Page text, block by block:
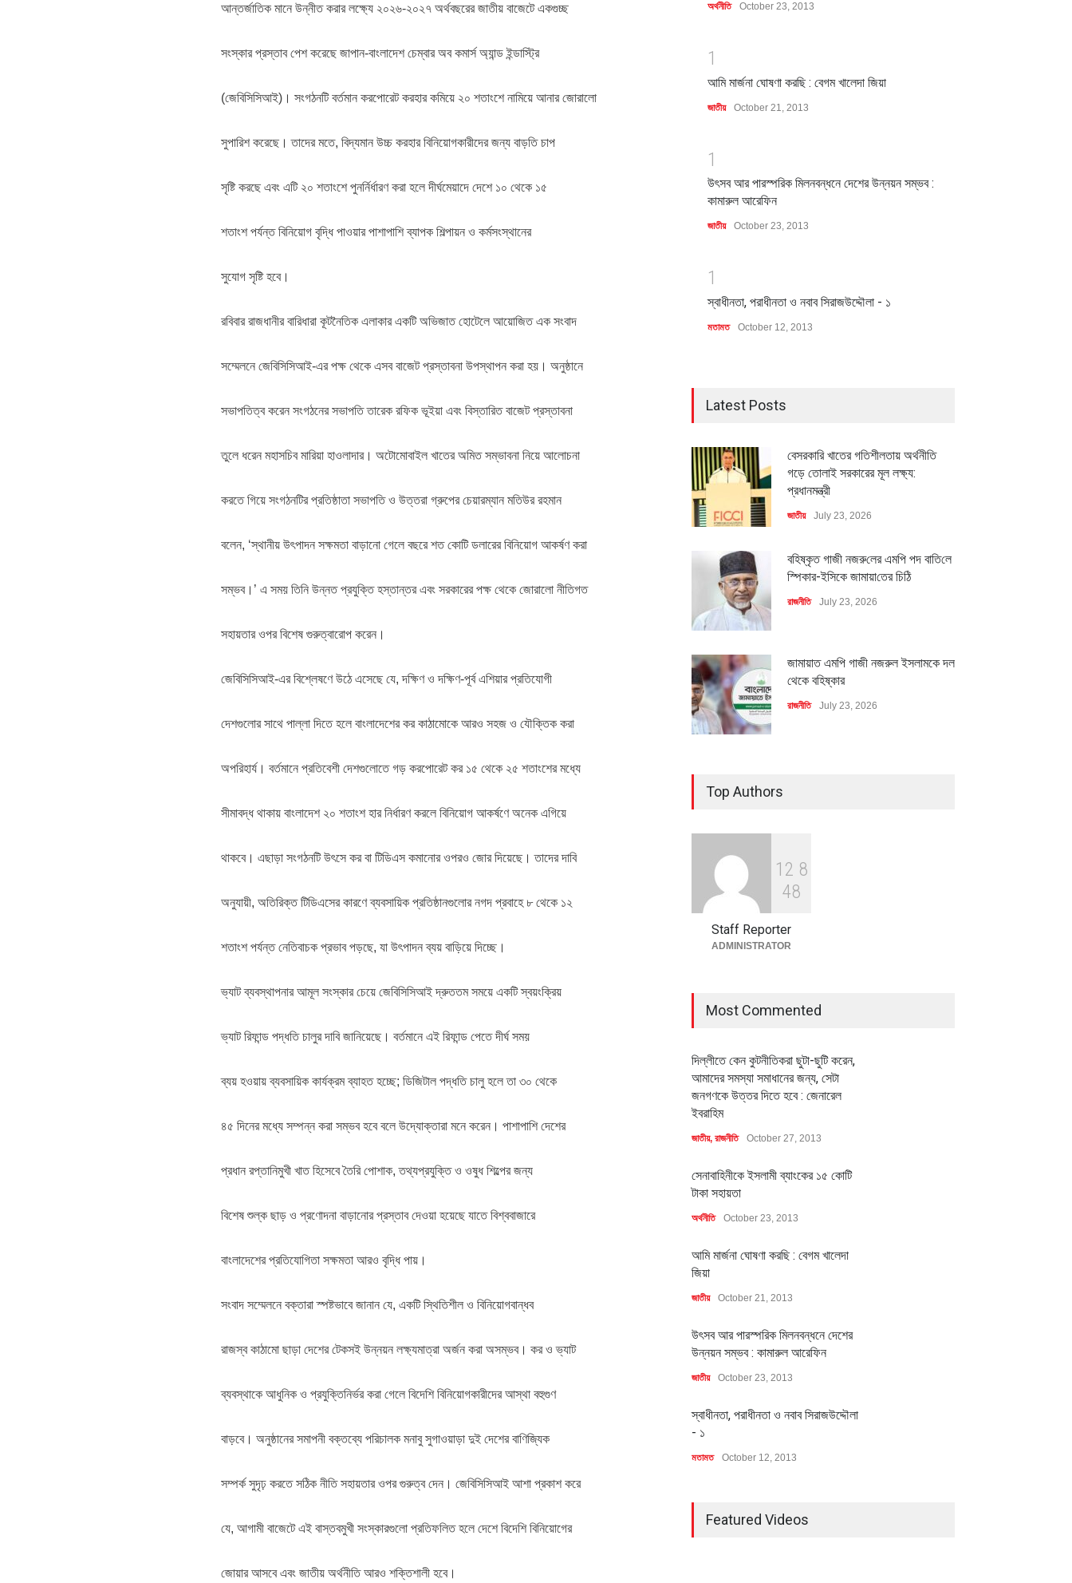
আন্তর্জাতিক মানে উন্নীত করার লক্ষ্যে ২০২৬-২০২৭ অর্থবছরের জাতীয় বাজেটে একগুচ্ছ
সংস্কার প্রস্তাব পেশ করেছে জাপান-বাংলাদেশ চেম্বার অব কমার্স অ্যান্ড ইন্ডাস্ট্রি
(জেবিসিসিআই)। সংগঠনটি বর্তমান করপোরেট করহার কমিয়ে ২০ শতাংশে নামিয়ে আনার জোরালো
সুপারিশ করেছে। তাদের মতে, বিদ্যমান উচ্চ করহার বিনিয়োগকারীদের জন্য বাড়তি চাপ
সৃষ্টি করছে এবং এটি ২০ শতাংশে পুনর্নির্ধারণ করা হলে দীর্ঘমেয়াদে দেশে ১০ থেকে ১৫
শতাংশ পর্যন্ত বিনিয়োগ বৃদ্ধি পাওয়ার পাশাপাশি ব্যাপক শিল্পায়ন ও কর্মসংস্থানের
সুযোগ সৃষ্টি হবে।
রবিবার রাজধানীর বারিধারা কূটনৈতিক এলাকার একটি অভিজাত হোটেলে আয়োজিত এক সংবাদ
সম্মেলনে জেবিসিসিআই-এর পক্ষ থেকে এসব বাজেট প্রস্তাবনা উপস্থাপন করা হয়। অনুষ্ঠানে
সভাপতিত্ব করেন সংগঠনের সভাপতি তারেক রফিক ভূইয়া এবং বিস্তারিত বাজেট প্রস্তাবনা
তুলে ধরেন মহাসচিব মারিয়া হাওলাদার। অটোমোবাইল খাতের অমিত সম্ভাবনা নিয়ে আলোচনা
করতে গিয়ে সংগঠনটির প্রতিষ্ঠাতা সভাপতি ও উত্তরা গ্রুপের চেয়ারম্যান মতিউর রহমান
বলেন, ‘স্থানীয় উৎপাদন সক্ষমতা বাড়ানো গেলে বছরে শত কোটি ডলারের বিনিয়োগ আকর্ষণ করা
সম্ভব।’ এ সময় তিনি উন্নত প্রযুক্তি হস্তান্তর এবং সরকারের পক্ষ থেকে জোরালো নীতিগত
সহায়তার ওপর বিশেষ গুরুত্বারোপ করেন।
জেবিসিসিআই-এর বিশ্লেষণে উঠে এসেছে যে, দক্ষিণ ও দক্ষিণ-পূর্ব এশিয়ার প্রতিযোগী
দেশগুলোর সাথে পাল্লা দিতে হলে বাংলাদেশের কর কাঠামোকে আরও সহজ ও যৌক্তিক করা
অপরিহার্য। বর্তমানে প্রতিবেশী দেশগুলোতে গড় করপোরেট কর ১৫ থেকে ২৫ শতাংশের মধ্যে
সীমাবদ্ধ থাকায় বাংলাদেশ ২০ শতাংশ হার নির্ধারণ করলে বিনিয়োগ আকর্ষণে অনেক এগিয়ে
থাকবে। এছাড়া সংগঠনটি উৎসে কর বা টিডিএস কমানোর ওপরও জোর দিয়েছে। তাদের দাবি
অনুযায়ী, অতিরিক্ত টিডিএসের কারণে ব্যবসায়িক প্রতিষ্ঠানগুলোর নগদ প্রবাহে ৮ থেকে ১২
শতাংশ পর্যন্ত নেতিবাচক প্রভাব পড়ছে, যা উৎপাদন ব্যয় বাড়িয়ে দিচ্ছে।
ভ্যাট ব্যবস্থাপনার আমূল সংস্কার চেয়ে জেবিসিসিআই দ্রুততম সময়ে একটি স্বয়ংক্রিয়
ভ্যাট রিফান্ড পদ্ধতি চালুর দাবি জানিয়েছে। বর্তমানে এই রিফান্ড পেতে দীর্ঘ সময়
ব্যয় হওয়ায় ব্যবসায়িক কার্যক্রম ব্যাহত হচ্ছে; ডিজিটাল পদ্ধতি চালু হলে তা ৩০ থেকে
৪৫ দিনের মধ্যে সম্পন্ন করা সম্ভব হবে বলে উদ্যোক্তারা মনে করেন। পাশাপাশি দেশের
প্রধান রপ্তানিমুখী খাত হিসেবে তৈরি পোশাক, তথ্যপ্রযুক্তি ও ওষুধ শিল্পের জন্য
বিশেষ শুল্ক ছাড় ও প্রণোদনা বাড়ানোর প্রস্তাব দেওয়া হয়েছে যাতে বিশ্ববাজারে
বাংলাদেশের প্রতিযোগিতা সক্ষমতা আরও বৃদ্ধি পায়।
সংবাদ সম্মেলনে বক্তারা স্পষ্টভাবে জানান যে, একটি স্থিতিশীল ও বিনিয়োগবান্ধব
রাজস্ব কাঠামো ছাড়া দেশের টেকসই উন্নয়ন লক্ষ্যমাত্রা অর্জন করা অসম্ভব। কর ও ভ্যাট
ব্যবস্থাকে আধুনিক ও প্রযুক্তিনির্ভর করা গেলে বিদেশি বিনিয়োগকারীদের আস্থা বহুগুণ
বাড়বে। অনুষ্ঠানের সমাপনী বক্তব্যে পরিচালক মনাবু সুগাওয়াড়া দুই দেশের বাণিজ্যিক
সম্পর্ক সুদৃঢ় করতে সঠিক নীতি সহায়তার ওপর গুরুত্ব দেন। জেবিসিসিআই আশা প্রকাশ করে
যে, আগামী বাজেটে এই বাস্তবমুখী সংস্কারগুলো প্রতিফলিত হলে দেশে বিদেশি বিনিয়োগের
জোয়ার আসবে এবং জাতীয় অর্থনীতি আরও শক্তিশালী হবে।
অর্থনীতি October 23, 2013
1
আমি মার্জনা ঘোষণা করছি : বেগম খালেদা জিয়া
জাতীয় October 21, 2013
1
উৎসব আর পারস্পরিক মিলনবন্ধনে দেশের উন্নয়ন সম্ভব :
কামারুল আরেফিন
জাতীয় October 23, 2013
1
স্বাধীনতা, পরাধীনতা ও নবাব সিরাজউদ্দৌলা - ১
মতামত October 12, 2013
Latest Posts
বেসরকারি খাতের গতিশীলতায় অর্থনীতি
গড়ে তোলাই সরকারের মূল লক্ষ্য:
প্রধানমন্ত্রী
জাতীয় July 23, 2026
বহিষ্কৃত গাজী নজরু‌লের এম‌পি পদ বা‌তি‌লে
স্পিকার-ইসিকে জামায়া‌তের চি‌ঠি
রাজনীতি July 23, 2026
জামায়াত এমপি গাজী নজরুল ইসলামকে দল
থেকে বহিষ্কার
রাজনীতি July 23, 2026
বৈশ্বিক প্রতিযোগিতা সক্ষমতা বাড়াতে
পোশাক শিল্পে নতুন উদ্যোগ
Top Authors
1 2 8
48
Staff Reporter
ADMINISTRATOR
Most Commented
দিল্লীতে কেন কুটনীতিকরা ছুটা-ছুটি করেন,
আমাদের সমস্যা সমাধানের জন্য, সেটা
জনগণকে উত্তর দিতে হবে : জেনারেল
ইবরাহিম
জাতীয়, রাজনীতি October 27, 2013
সেনাবাহিনীকে ইসলামী ব্যাংকের ১৫ কোটি
টাকা সহায়তা
অর্থনীতি October 23, 2013
আমি মার্জনা ঘোষণা করছি : বেগম খালেদা
জিয়া
জাতীয় October 21, 2013
উৎসব আর পারস্পরিক মিলনবন্ধনে দেশের
উন্নয়ন সম্ভব : কামারুল আরেফিন
জাতীয় October 23, 2013
স্বাধীনতা, পরাধীনতা ও নবাব সিরাজউদ্দৌলা
- ১
মতামত October 12, 2013
Featured Videos